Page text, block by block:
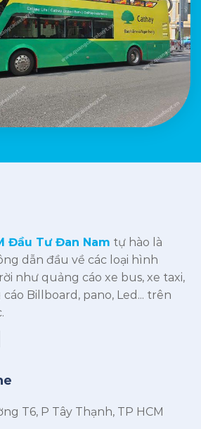
Đầu Tư Đan Nam tự hào là
dẫn đầu về các loại hình
như quảng cáo xe bus, xe taxi,
Billboard, pano, Led... trên
T6, P Tây Thạnh, TP HCM